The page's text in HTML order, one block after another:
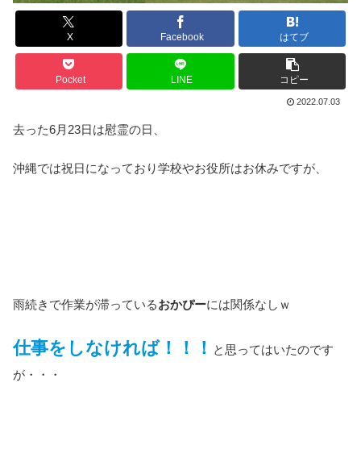
X Facebook はてブ
Pocket LINE コピー
2022.07.03
去った6月23日は慰霊の日、
沖縄では祝日になっており学校やお役所はお休みですが、
雨続きで作業が滞っているおかぴーには関係なしｗ
仕事をしなければ！！！
と思ってはいたのです
が・・・